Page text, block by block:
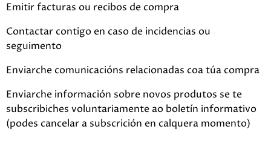
Emitir facturas ou recibos de compra
Contactar contigo en caso de incidencias ou
seguimento
Enviarche comunicacións relacionadas coa túa compra
Enviarche información sobre novos produtos se te
subscribiches voluntariamente ao boletín informativo
(podes cancelar a subscrición en calquera momento)